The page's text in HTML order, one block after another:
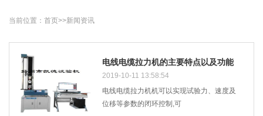
当前位置： 首页>>新闻资讯
电线电缆拉力机的主要特点以及功能
2019-10-11 13:58:54
电线电缆拉力机机可以实现试验力、速度及
位移等参数的闭环控制,可